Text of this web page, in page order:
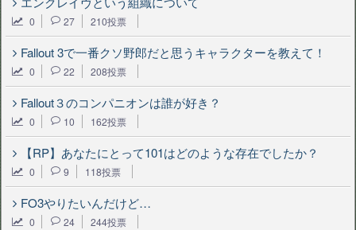
0 27 210投票
Fallout 3で一番クソ野郎だと思うキャラクターを教えて！
0 22 208投票
Fallout３のコンパニオンは誰が好き？
0 10 162投票
【RP】あなたにとって101はどのような存在でしたか？
0 9 118投票
FO3やりたいんだけど…
0 24 244投票